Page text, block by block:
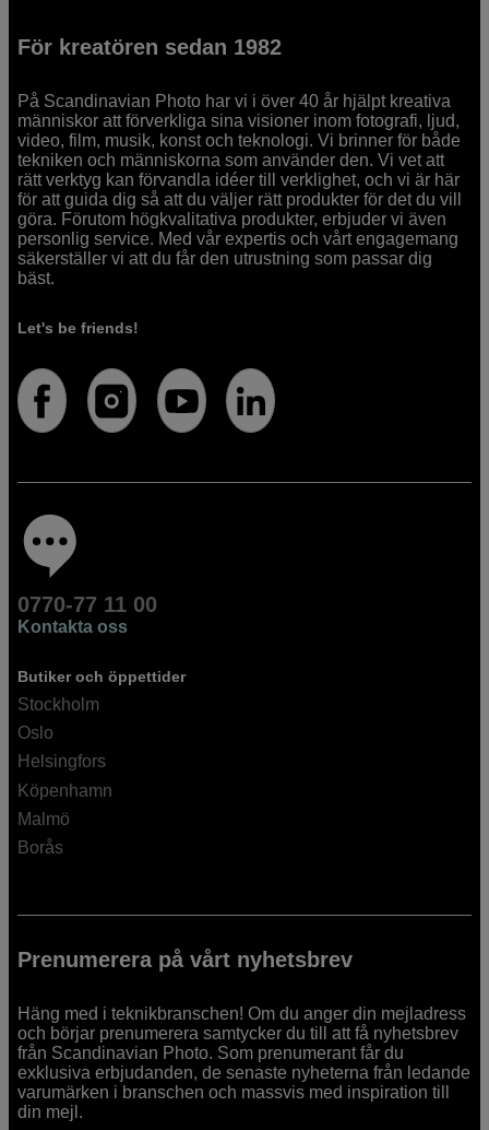
För kreatören sedan 1982
På Scandinavian Photo har vi i över 40 år hjälpt kreativa
människor att förverkliga sina visioner inom fotografi, ljud,
video, film, musik, konst och teknologi. Vi brinner för både
tekniken och människorna som använder den. Vi vet att
rätt verktyg kan förvandla idéer till verklighet, och vi är här
för att guida dig så att du väljer rätt produkter för det du vill
göra. Förutom högkvalitativa produkter, erbjuder vi även
personlig service. Med vår expertis och vårt engagemang
säkerställer vi att du får den utrustning som passar dig
bäst.
Let's be friends!
0770-77 11 00
Kontakta oss
Butiker och öppettider
Stockholm
Oslo
Helsingfors
Köpenhamn
Malmö
Borås
Prenumerera på vårt nyhetsbrev
Häng med i teknikbranschen! Om du anger din mejladress
och börjar prenumerera samtycker du till att få nyhetsbrev
från Scandinavian Photo. Som prenumerant får du
exklusiva erbjudanden, de senaste nyheterna från ledande
varumärken i branschen och massvis med inspiration till
din mejl.